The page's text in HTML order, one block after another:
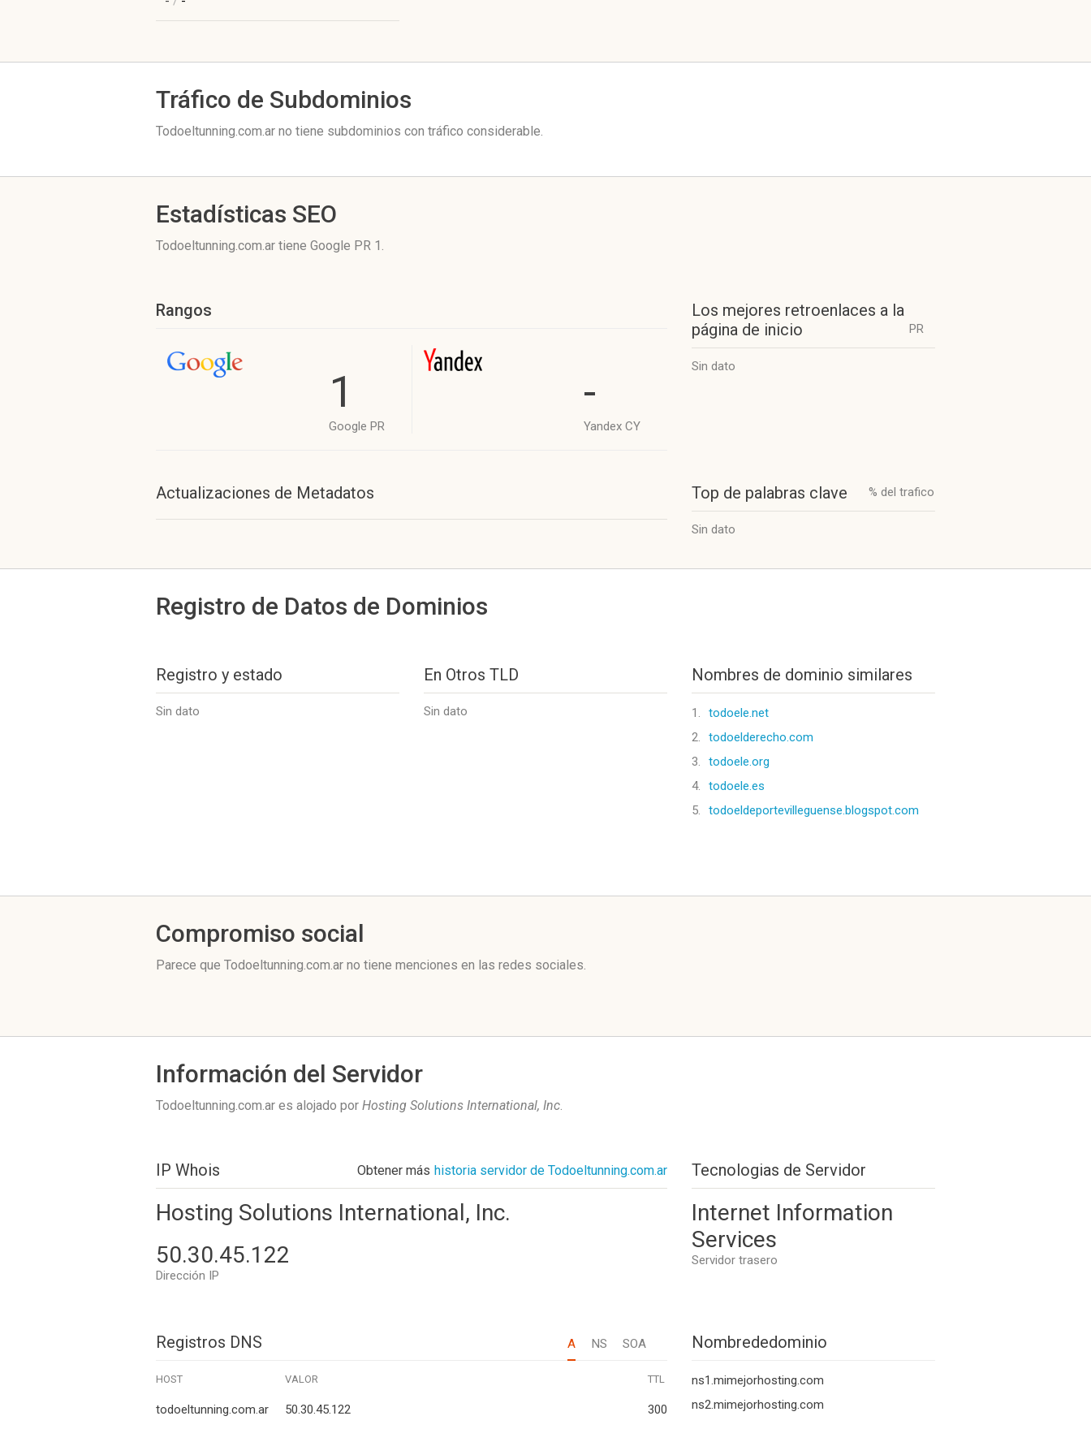
Tráfico de Subdominios
Todoeltunning.com.ar no tiene subdominios con tráfico considerable.
Estadísticas SEO
Todoeltunning.com.ar tiene Google PR 1.
Rangos
1
Google PR
-
Yandex CY
Actualizaciones de Metadatos
Los mejores retroenlaces a la
página de inicio
PR
Sin dato
Top de palabras clave % del trafico
Sin dato
Registro de Datos de Dominios
Registro y estado
Sin dato
En Otros TLD
Sin dato
Nombres de dominio similares
1.
todoele.net
2.
todoelderecho.com
3.
todoele.org
4.
todoele.es
5.
todoeldeportevilleguense.blogspot.com
Compromiso social
Parece que Todoeltunning.com.ar no tiene menciones en las redes sociales.
Información del Servidor
Todoeltunning.com.ar es alojado por Hosting Solutions International, Inc.
IP Whois Obtener más historia servidor de Todoeltunning.com.ar
Hosting Solutions International, Inc.
50.30.45.122
Dirección IP
Tecnologias de Servidor
Internet Information
Services
Servidor trasero
Registros DNS A NS SOA Nombrededominio
ns1.mimejorhosting.com
ns2.mimejorhosting.com
HOST VALOR TTL
todoeltunning.com.ar 50.30.45.122 300